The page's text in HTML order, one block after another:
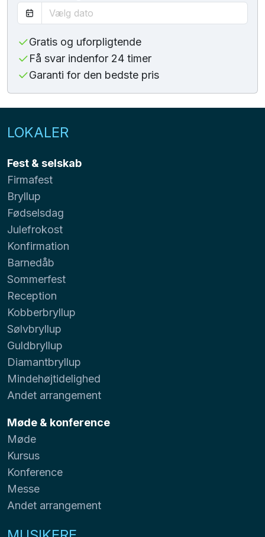
Gratis og uforpligtende
Få svar indenfor 24 timer
Garanti for den bedste pris
LOKALER
Fest & selskab
Firmafest
Bryllup
Fødselsdag
Julefrokost
Konfirmation
Barnedåb
Sommerfest
Reception
Kobberbryllup
Sølvbryllup
Guldbryllup
Diamantbryllup
Mindehøjtidelighed
Andet arrangement
Møde & konference
Møde
Kursus
Konference
Messe
Andet arrangement